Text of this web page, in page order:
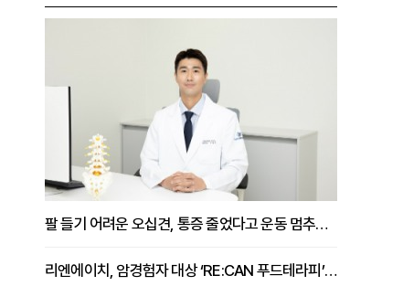
팔 들기 어려운 오십견, 통증 줄었다고 운동 멈추면 안 되는 이유 [이병욱 원장 칼럼]
리엔에이치, 암경험자 대상 ‘RE:CAN 푸드테라피’ 운영